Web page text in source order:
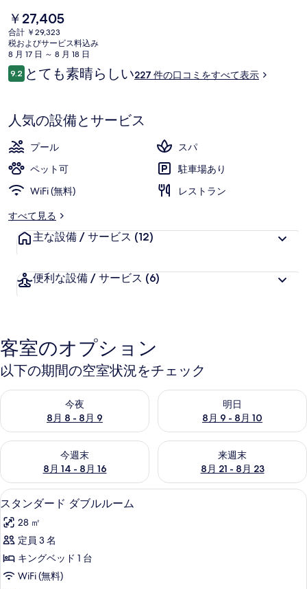
ホ
テ
ル
人
限
定
の
写
ー
バーがあるほか、室内には冷蔵庫や電子レンジなど快適な設備が備
わっています。 旅行者は親切なスタッフを評価しています。
現
在
の
料
金
は
す
￥27,405
合計 ￥29,323
税およびサービス料込み
8 月 17 日 ～ 8 月 18 日
口
コ
9.210段階中9.2
とても素晴らしい227 件の口コミをすべて表示
人気の設備とサービス
プール
スパ
ペット可
駐車場あり
WiFi (無料)
レストラン
すべて見る
主な設備 / サービス (12)
便利な設備 / サービス (6)
客室のオプション
以下の期間の空室状況をチェック
今夜
8月 8 - 8月 9
今夜 8月 8 - 8月 9 の空室状況をチェック
明日
8月 9 - 8月 10
明日 8月 9 - 8月 10 の空室状
今週末
8月 14 - 8月 16
今週末 8月 14 - 8月 16 の空室状況をチェック
来週末
8月 21 - 8月 23
来週末 8月 21 - 8月 23 の空室
ス
タ
ン
ダ
ー
スタンダード ダブルルーム | 高級寝
6
スタンダード ダブルルーム
28 ㎡
定員 3 名
キングベッド 1 台
WiFi (無料)